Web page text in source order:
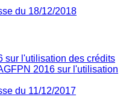
du 18/12/2018
sur l'utilisation des crédits
2016 sur l'utilisation
du 11/12/2017